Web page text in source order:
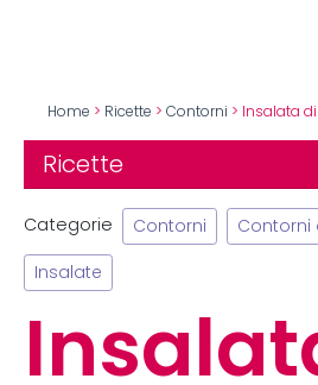
Home > Ricette > Contorni > Insalata
Ricette
Categorie Contorni Contorni
Insalate